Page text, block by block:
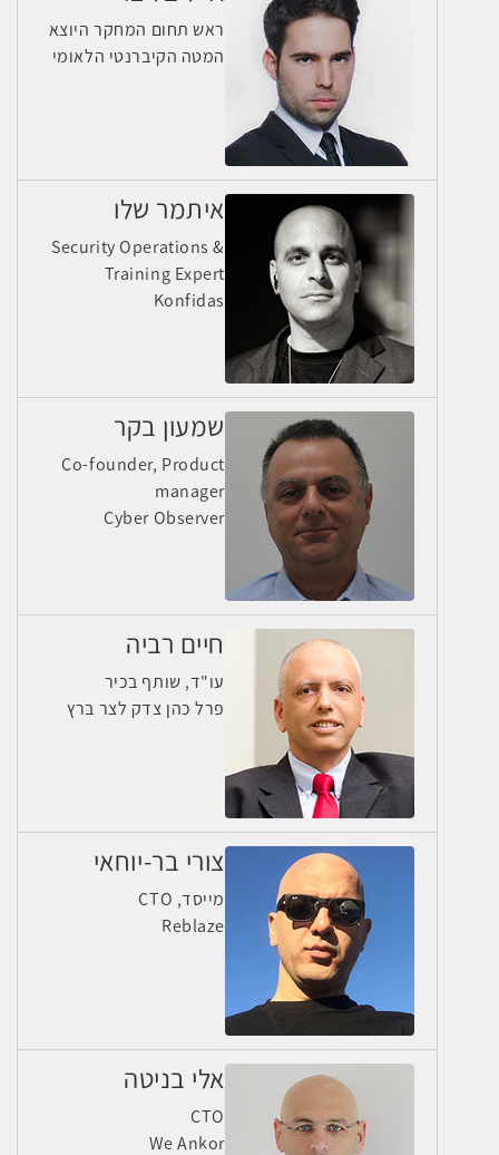
ראש תחום המחקר היוצא
המטה הקיברנטי הלאומי
איתמר שלו
Security Operations &
Training Expert
Konfidas
שמעון בקר
Co-founder, Product
manager
Cyber Observer
חיים רביה
עו"ד, שותף בכיר
פרל כהן צדק לצר ברץ
צורי בר-יוחאי
מייסד, CTO
Reblaze
אלי בניטה
CTO
We Ankor